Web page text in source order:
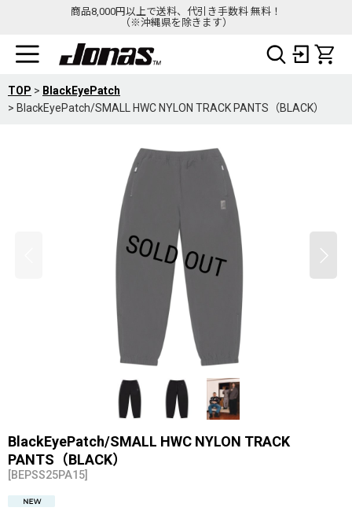
商品8,000円以上で送料、代引き手数料 無料！
（※沖縄県を除きます）
TOP > BlackEyePatch
> BlackEyePatch/SMALL HWC NYLON TRACK PANTS（BLACK）
BlackEyePatch/SMALL HWC NYLON TRACK
PANTS（BLACK）
[BEPSS25PA15]